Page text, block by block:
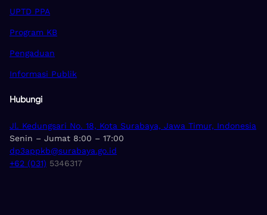
UPTD PPA
Program KB
Pengaduan
Informasi Publik
Hubungi
Jl. Kedungsari No. 18, Kota Surabaya, Jawa Timur, Indonesia
Senin – Jumat 8:00 – 17:00
dp3appkb@surabaya.go.id
+62 (031) 5346317